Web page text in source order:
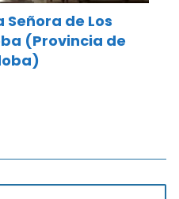
de Los
(Provincia de